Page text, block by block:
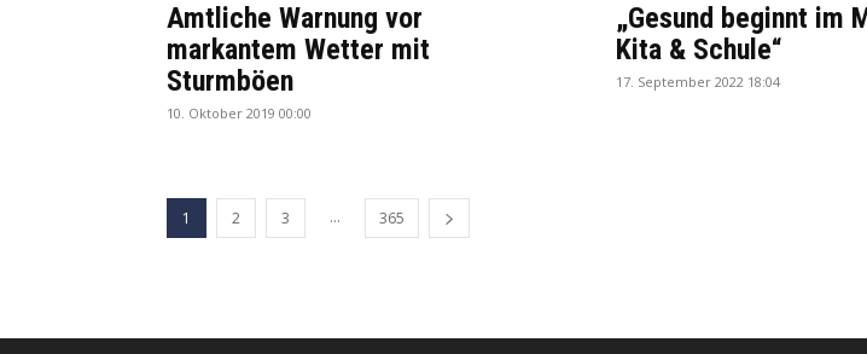
Amtliche Warnung vor
markantem Wetter mit
Sturmböen
10. Oktober 2019 00:00
„Gesund beginnt im
Kita & Schule“
17. September 2022 18:04
1 2 3 ... 365